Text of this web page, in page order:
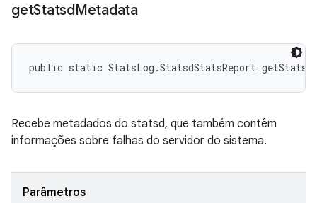
getStatsdMetadata
public static StatsLog.StatsdStatsReport
Recebe metadados do statsd, que também contêm
informações sobre falhas do servidor do sistema.
Parâmetros